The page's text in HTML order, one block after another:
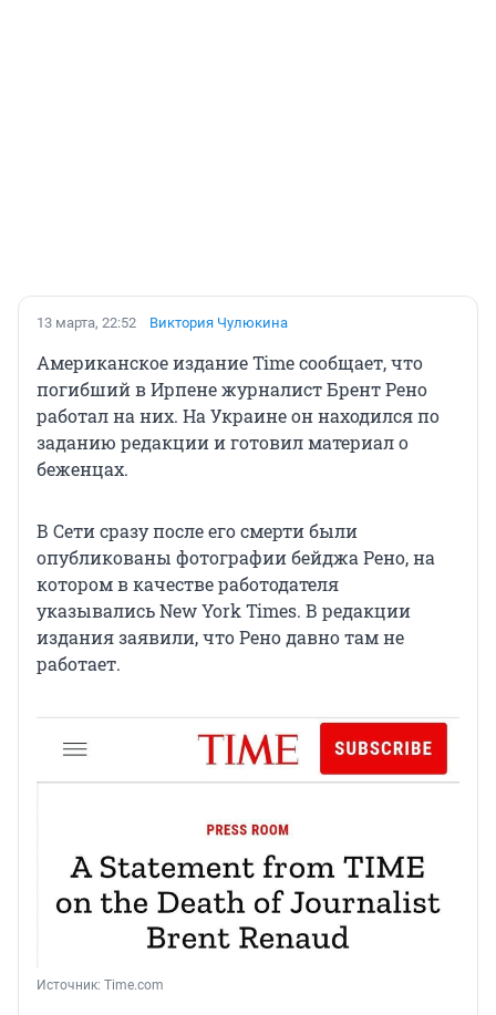
13 марта, 22:52 Виктория Чулюкина
Американское издание Time сообщает, что
погибший в Ирпене журналист Брент Рено
работал на них. На Украине он находился по
заданию редакции и готовил материал о
беженцах.
В Сети сразу после его смерти были
опубликованы фотографии бейджа Рено, на
котором в качестве работодателя
указывались New York Times. В редакции
издания заявили, что Рено давно там не
работает.
Источник: Time.com